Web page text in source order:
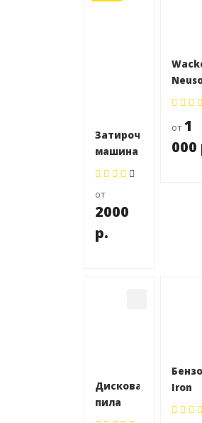
Затирочная
машина
электрическая
Neuson
CT 36-
400E
от
2000
р.
CT 24-
от1
000
Дисковая
пила
Stanley
Iron
Mole